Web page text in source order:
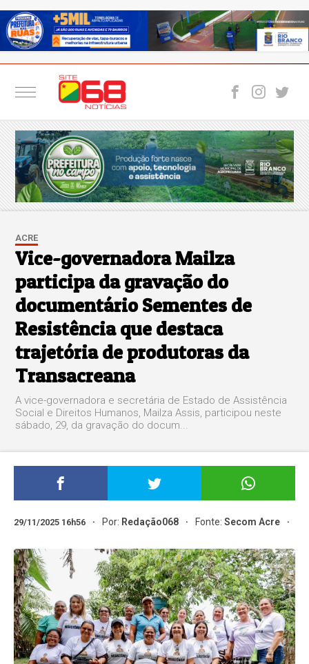
ACRE
Vice-governadora Mailza
participa da gravação do
documentário Sementes de
Resistência que destaca
trajetória de produtoras da
Transacreana
A vice-governadora e secretária de Estado de Assistência
Social e Direitos Humanos, Mailza Assis, participou neste
sábado, 29, da gravação do docum...
29/11/2025 16h56 Por: Redação068 Fonte:Secom Acre